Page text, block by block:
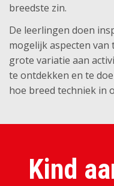
breedste zin.
De leerlingen doen
mogelijk aspecten van
grote variatie aan
te ontdekken en te
hoe breed techniek in
Kind